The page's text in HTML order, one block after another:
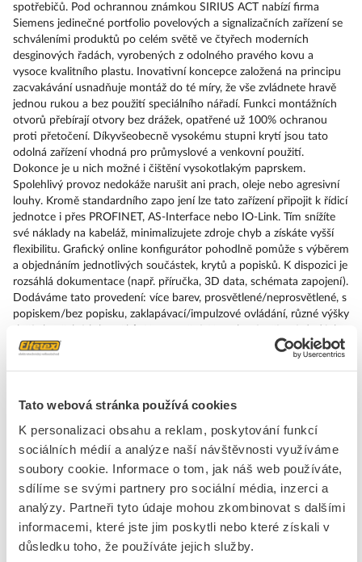
Tato webová stránka používá cookies
K personalizaci obsahu a reklam, poskytování funkcí
sociálních médií a analýze naší návštěvnosti využíváme
soubory cookie. Informace o tom, jak náš web používáte,
sdílíme se svými partnery pro sociální média, inzerci a
analýzy. Partneři tyto údaje mohou zkombinovat s dalšími
informacemi, které jste jim poskytli nebo které získali v
důsledku toho, že používáte jejich služby.
spotřebičů. Pod ochrannou známkou SIRIUS ACT nabízí firma
Siemens jedinečné portfolio povelových a signalizačních zařízení se
schváleními produktů po celém světě ve čtyřech moderních
desginových řadách, vyrobených z odolného pravého kovu a
vysoce kvalitního plastu. Inovativní koncepce založená na principu
zacvakávání usnadňuje montáž do té míry, že vše zvládnete hravě
jednou rukou a bez použití speciálního nářadí. Funkci montážních
otvorů přebírají otvory bez drážek, opatřené už 100% ochranou
proti přetočení. Díkyvšeobecně vysokému stupni krytí jsou tato
odolná zařízení vhodná pro průmyslové a venkovní použití.
Dokonce je u nich možné i čištění vysokotlakým paprskem.
Spolehlivý provoz nedokáže narušit ani prach, oleje nebo agresivní
louhy. Kromě standardního zapo jení lze tato zařízení připojit k řídicí
jednotce i přes PROFINET, AS-Interface nebo IO-Link. Tím snížíte
své náklady na kabeláž, minimalizujete zdroje chyb a získáte vyšší
flexibilitu. Grafický online konfigurátor pohodlně pomůže s výběrem
a objednáním jednotlivých součástek, krytů a popisků. K dispozici je
rozsáhlá dokumentace (např. příručka, 3D data, schémata zapojení).
Dodáváme tato provedení: více barev, prosvětlené/neprosvětlené, s
popiskem/bez popisku, zaklapávací/impulzové ovládání, různé výšky
včetně držáků a modulů. SIRIUS ACT – Performance in Action při
udělování příkazů a hlášení. Jednoduše smontovatelný, jednoduše
Tlačítka, kompletní přístroje
Stupeň krytí (IP)
IP67/IP69K
Druh ochrany ( NEMA)
Ostatní, jiné